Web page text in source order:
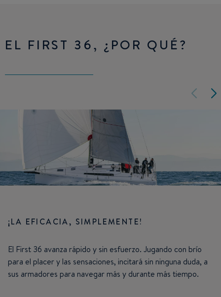
EL FIRST 36, ¿POR QUÉ?
¡LA EFICACIA, SIMPLEMENTE!
El First 36 avanza rápido y sin esfuerzo. Jugando con brío
para el placer y las sensaciones, incitará sin ninguna duda, a
sus armadores para navegar más y durante más tiempo.